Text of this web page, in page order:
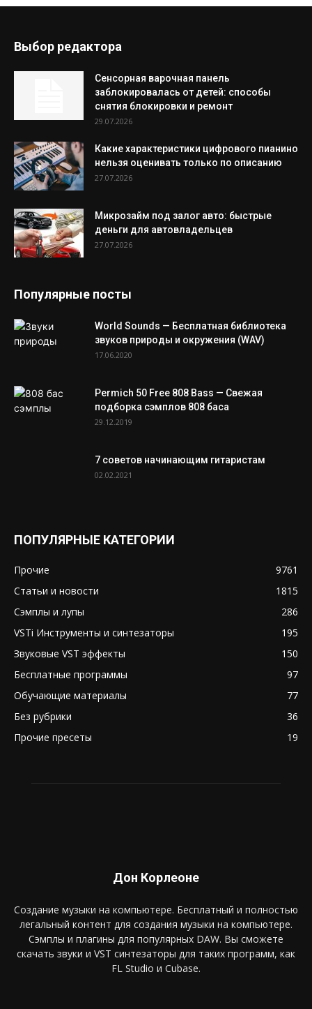
Выбор редактора
Сенсорная варочная панель
заблокировалась от детей: способы
снятия блокировки и ремонт
29.07.2026
Какие характеристики цифрового пианино
нельзя оценивать только по описанию
27.07.2026
Микрозайм под залог авто: быстрые
деньги для автовладельцев
27.07.2026
Популярные посты
World Sounds — Бесплатная библиотека
звуков природы и окружения (WAV)
17.06.2020
Permich 50 Free 808 Bass — Свежая
подборка сэмплов 808 баса
29.12.2019
7 советов начинающим гитаристам
02.02.2021
ПОПУЛЯРНЫЕ КАТЕГОРИИ
Прочие
9761
Статьи и новости
1815
Сэмплы и лупы
286
VSTi Инструменты и синтезаторы
195
Звуковые VST эффекты
150
Бесплатные программы
97
Обучающие материалы
77
Без рубрики
36
Прочие пресеты
19
Дон Корлеоне
Создание музыки на компьютере. Бесплатный и полностью
легальный контент для создания музыки на компьютере.
Сэмплы и плагины для популярных DAW. Вы сможете
скачать звуки и VST синтезаторы для таких программ, как
FL Studio и Cubase.